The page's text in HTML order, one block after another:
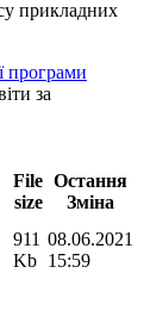
прикладних
програми
за
File
size
Остання
Зміна
911
Kb
08.06.2021
15:59